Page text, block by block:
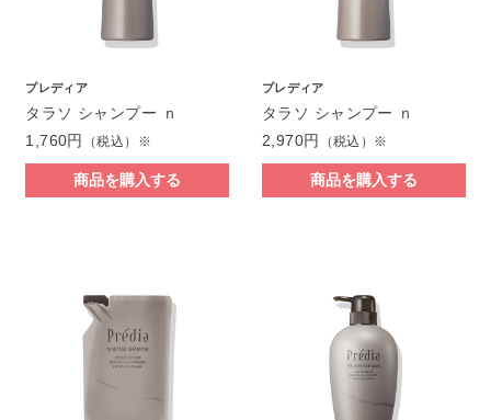
プレディア
タラソ シャンプー ｎ
1,760円
（税込）※
商品を購入する
プレディア
タラソ シャンプー ｎ
2,970円
（税込）※
商品を購入する